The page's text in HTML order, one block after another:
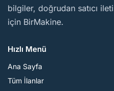
bilgiler, doğrudan satıcı
için BirMakine.
Hızlı Menü
Ana Sayfa
Tüm İlanlar